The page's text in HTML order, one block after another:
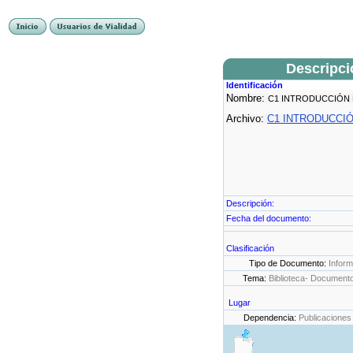
Identificación
Nombre: C1 INTRODUCCIÓN
Archivo: C1
Descripción:
Fecha del documento:
Clasificación
Tipo de Documento:
Tema: Biblioteca-
Lugar
Dependencia: